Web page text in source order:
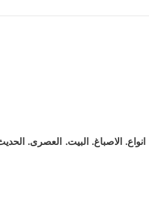
الاصباغ. البيت. العصرى.